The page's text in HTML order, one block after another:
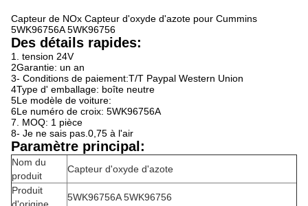
Capteur de NOx Capteur d'oxyde d'azote pour Cummins
5WK96756A 5WK96756
Des détails rapides:
1. tension 24V
2Garantie: un an
3- Conditions de paiement:T/T Paypal Western Union
4Type d' emballage: boîte neutre
5Le modèle de voiture:
6Le numéro de croix: 5WK96756A
7. MOQ: 1 pièce
8- Je ne sais pas.0,75 à l'air
Paramètre principal:
Nom du
produit
Capteur d'oxyde d'azote
Produit
5WK96756A 5WK96756